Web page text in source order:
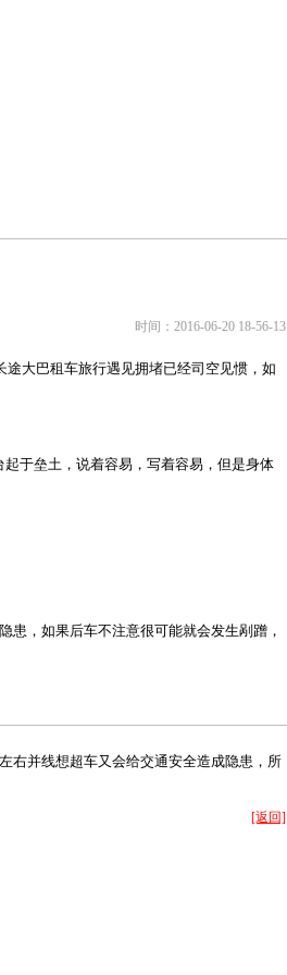
时间：2016-06-20 18-56-13
途大巴租车旅行遇见拥堵已经司空见惯，如
于垒土，说着容易，写着容易，但是身体
，如果后车不注意很可能就会发生剐蹭，
并线想超车又会给交通安全造成隐患，所
[返回]